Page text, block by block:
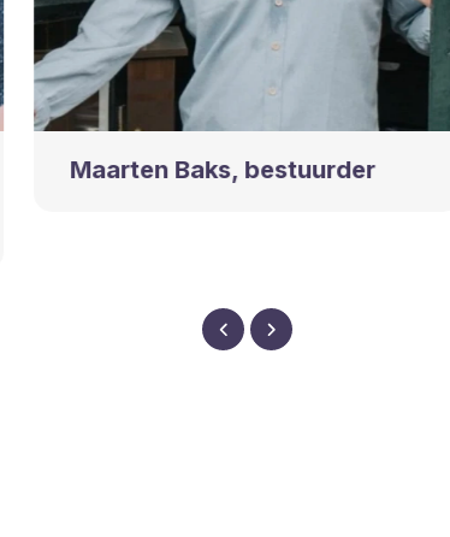
Maarten Baks, bestuurder